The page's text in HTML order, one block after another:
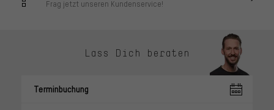
Frag jetzt unseren Kundenservice!
Lass Dich beraten
Terminbuchung